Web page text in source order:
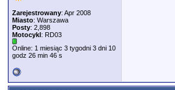
Zarejestrowany: Apr 2008
Miasto: Warszawa
Posty: 2,898
Motocykl: RD03
Online: 1 miesiąc 3 tygodni 3 dni 10
godz 26 min 46 s